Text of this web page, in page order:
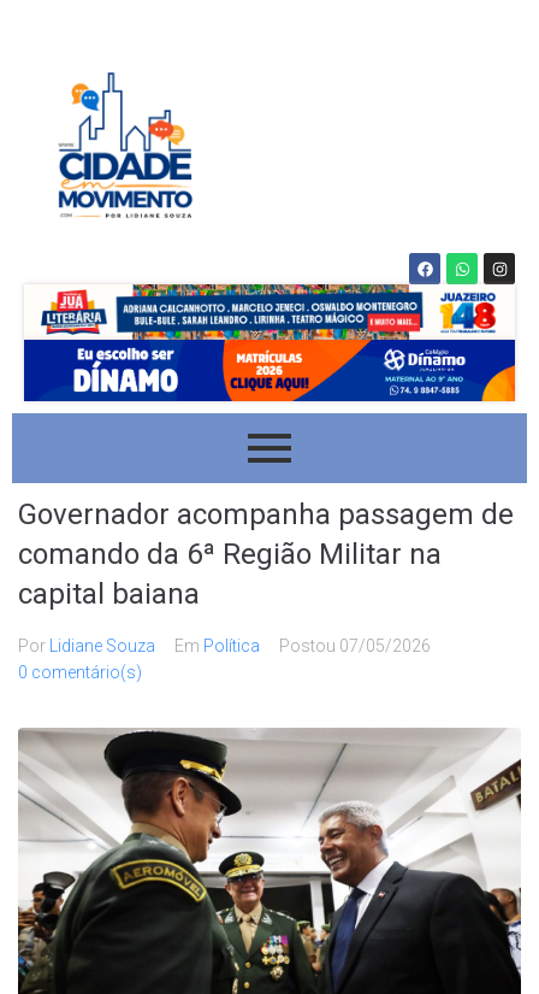
Governador acompanha passagem de
comando da 6ª Região Militar na
capital baiana
Por Lidiane Souza Em Política Postou 07/05/2026
0 comentário(s)